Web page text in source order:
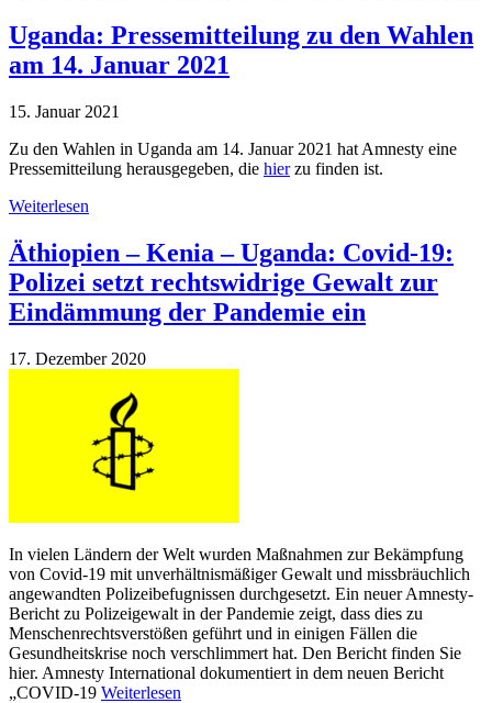
Uganda: Pressemitteilung zu den Wahlen
am 14. Januar 2021
15. Januar 2021
Zu den Wahlen in Uganda am 14. Januar 2021 hat Amnesty eine
Pressemitteilung herausgegeben, die hierzu finden ist.
Weiterlesen
Äthiopien – Kenia – Uganda: Covid-19:
Polizei setzt rechtswidrige Gewalt zur
Eindämmung der Pandemie ein
17. Dezember 2020
In vielen Ländern der Welt wurden Maßnahmen zur Bekämpfung
von Covid-19 mit unverhältnismäßiger Gewalt und missbräuchlich
angewandten Polizeibefugnissen durchgesetzt. Ein neuer Amnesty-
Bericht zu Polizeigewalt in der Pandemie zeigt, dass dies zu
Menschenrechtsverstößen geführt und in einigen Fällen die
Gesundheitskrise noch verschlimmert hat. Den Bericht finden Sie
hier. Amnesty International dokumentiert in dem neuen Bericht
„COVID-19 Weiterlesen